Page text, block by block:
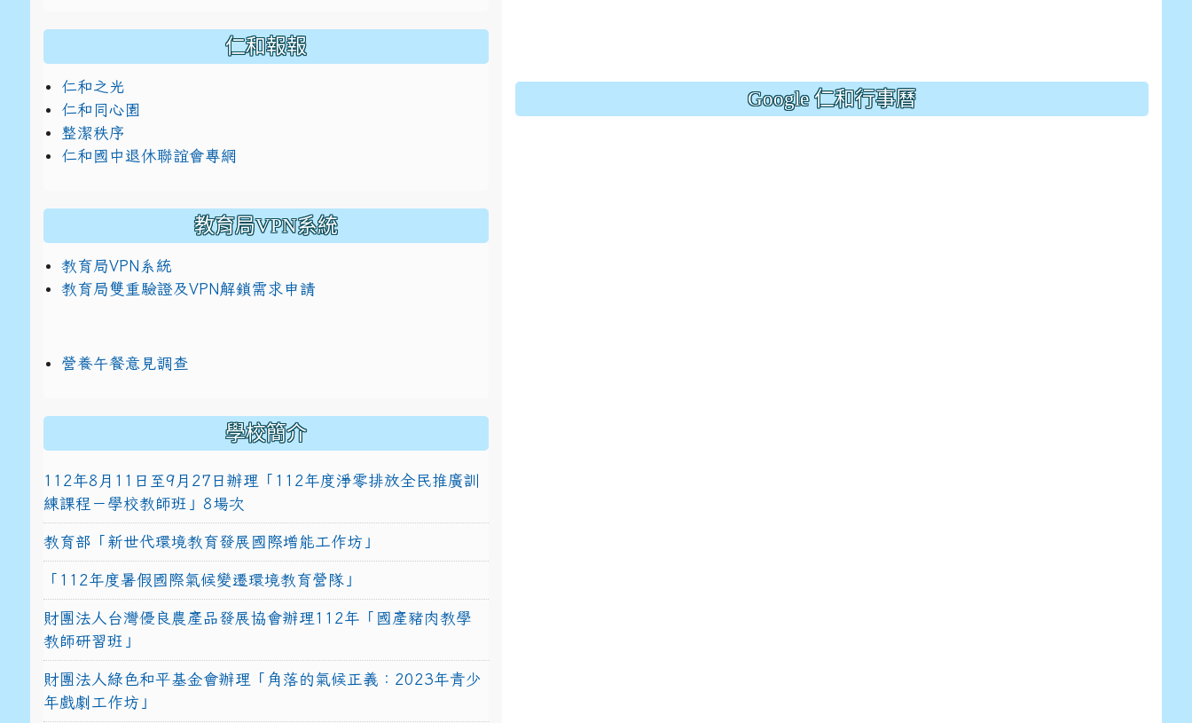
Google 仁和行事曆
仁和報報
仁和之光
仁和同心園
整潔秩序
仁和國中退休聯誼會專網
教育局VPN系統
教育局VPN系統
教育局雙重驗證及VPN解鎖需求申請
營養午餐意見調查
學校簡介
112年8月11日至9月27日辦理「112年度淨零排放全民推廣訓
練課程－學校教師班」8場次
教育部「新世代環境教育發展國際增能工作坊」
「112年度暑假國際氣候變遷環境教育營隊」
財團法人台灣優良農產品發展協會辦理112年「國產豬肉教學
教師研習班」
財團法人綠色和平基金會辦理「角落的氣候正義：2023年青少
年戲劇工作坊」